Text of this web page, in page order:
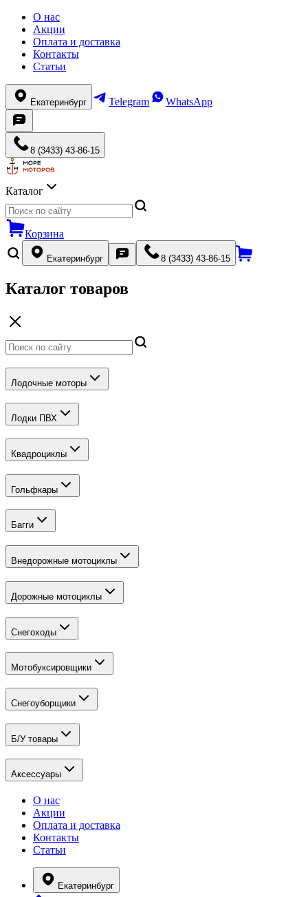
О нас
Акции
Оплата и доставка
Контакты
Статьи
Екатеринбург Telegram WhatsApp
8 (3433) 43-86-15
Каталог
Корзина
Екатеринбург 8 (3433) 43-86-15
Каталог товаров
Лодочные моторы
Лодки ПВХ
Квадроциклы
Гольфкары
Багги
Внедорожные мотоциклы
Дорожные мотоциклы
Снегоходы
Мотобуксировщики
Снегоуборщики
Б/У товары
Аксессуары
О нас
Акции
Оплата и доставка
Контакты
Статьи
Екатеринбург